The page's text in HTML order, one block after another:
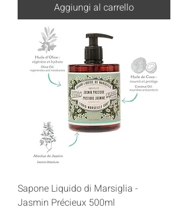
Aggiungi al carrello
Sapone Liquido di Marsiglia -
Jasmin Précieux 500ml